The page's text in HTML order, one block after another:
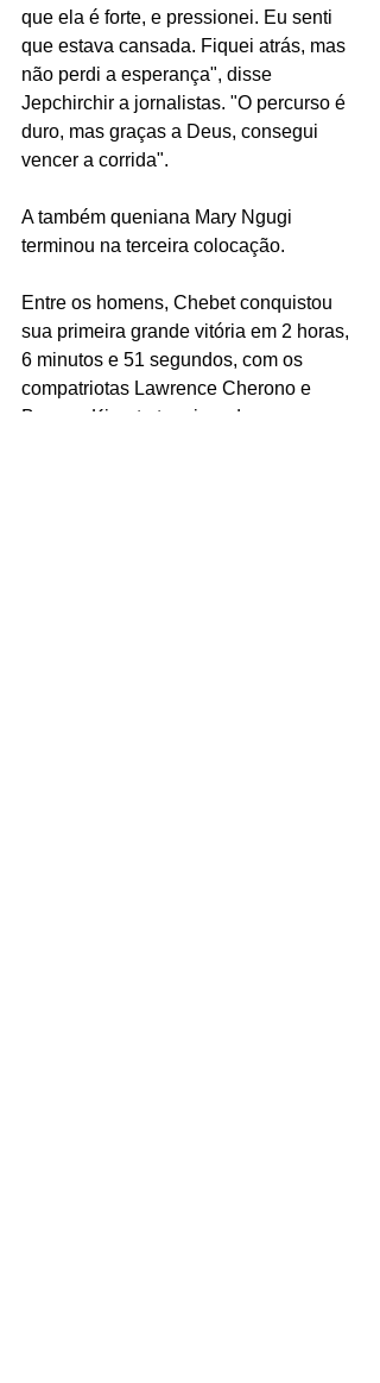
que ela é forte, e pressionei. Eu senti
que estava cansada. Fiquei atrás, mas
não perdi a esperança", disse
Jepchirchir a jornalistas. "O percurso é
duro, mas graças a Deus, consegui
vencer a corrida".
A também queniana Mary Ngugi
terminou na terceira colocação.
Entre os homens, Chebet conquistou
sua primeira grande vitória em 2 horas,
6 minutos e 51 segundos, com os
compatriotas Lawrence Cherono e
Benson Kipruto terminando em